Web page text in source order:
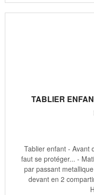
TABLIER
Tablier enfant - Avant
faut se protéger... -
par passant
devant en 2